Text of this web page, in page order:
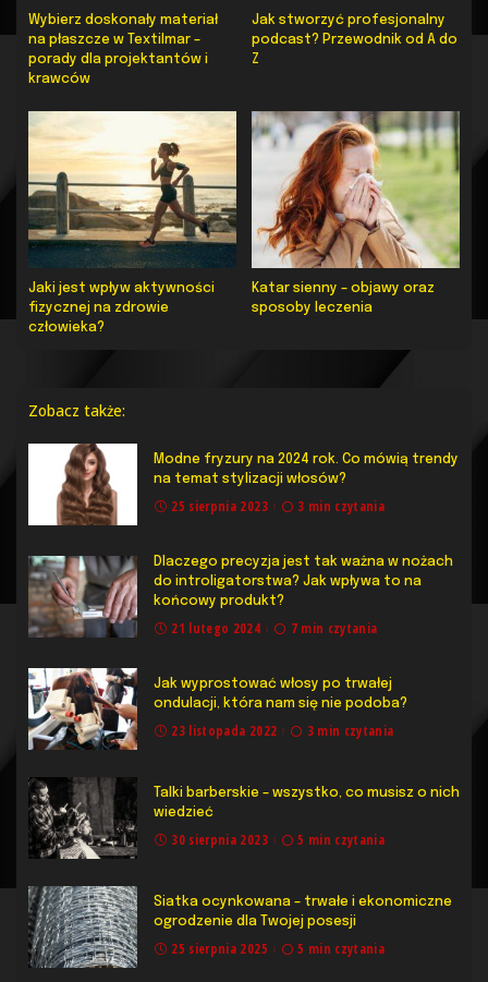
Wybierz doskonały materiał
na płaszcze w Textilmar –
porady dla projektantów i
krawców
Jak stworzyć profesjonalny
podcast? Przewodnik od A do
Z
Jaki jest wpływ aktywności
fizycznej na zdrowie
człowieka?
Katar sienny – objawy oraz
sposoby leczenia
Zobacz także:
Modne fryzury na 2024 rok. Co mówią trendy
na temat stylizacji włosów?
25 sierpnia 2023 3 min czytania
Dlaczego precyzja jest tak ważna w nożach
do introligatorstwa? Jak wpływa to na
końcowy produkt?
21 lutego 2024 7 min czytania
Jak wyprostować włosy po trwałej
ondulacji, która nam się nie podoba?
23 listopada 2022 3 min czytania
Talki barberskie – wszystko, co musisz o nich
wiedzieć
30 sierpnia 2023 5 min czytania
Siatka ocynkowana – trwałe i ekonomiczne
ogrodzenie dla Twojej posesji
25 sierpnia 2025 5 min czytania